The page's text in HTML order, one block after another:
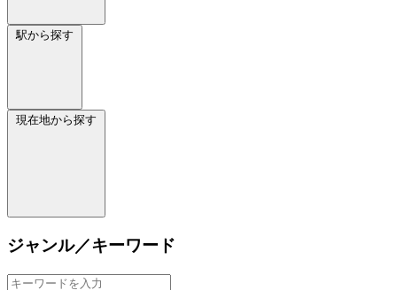
駅から探す
現在地から探す
ジャンル／キーワード